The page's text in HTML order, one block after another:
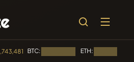
BTC: ETH: